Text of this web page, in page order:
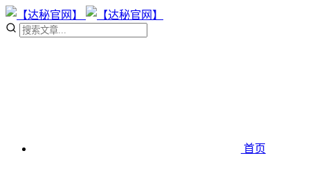
首页